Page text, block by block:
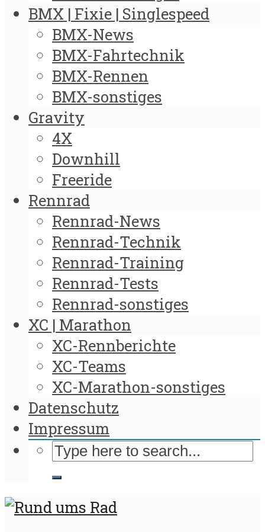
BMX | Fixie | Singlespeed
BMX-News
BMX-Fahrtechnik
BMX-Rennen
BMX-sonstiges
Gravity
4X
Downhill
Freeride
Rennrad
Rennrad-News
Rennrad-Technik
Rennrad-Training
Rennrad-Tests
Rennrad-sonstiges
XC | Marathon
XC-Rennberichte
XC-Teams
XC-Marathon-sonstiges
Datenschutz
Impressum